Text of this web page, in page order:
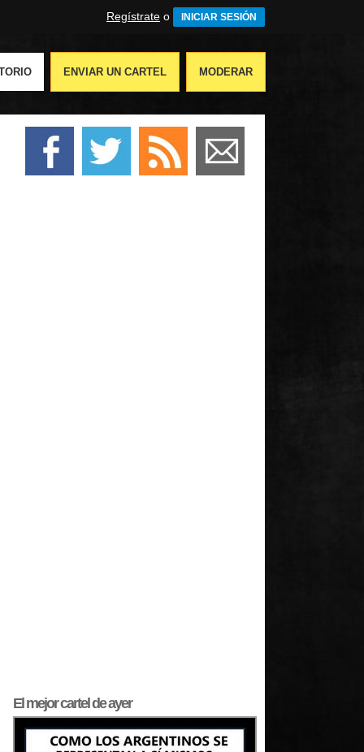
Regístrate o INICIAR SESIÓN
ENVIAR UN CARTEL MODERAR
El mejorcartel de ayer